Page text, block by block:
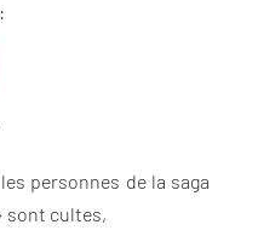
:
personnes de la saga
sont cultes,